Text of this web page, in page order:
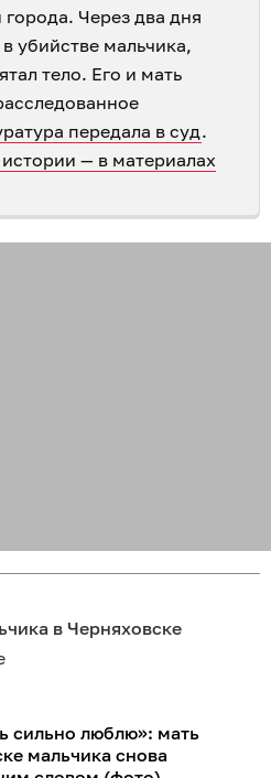
Через два дня
убийстве мальчика,
тело. Его и мать
передала в суд.
— в материалах
в Черняховске
сильно люблю»: мать
мальчика снова